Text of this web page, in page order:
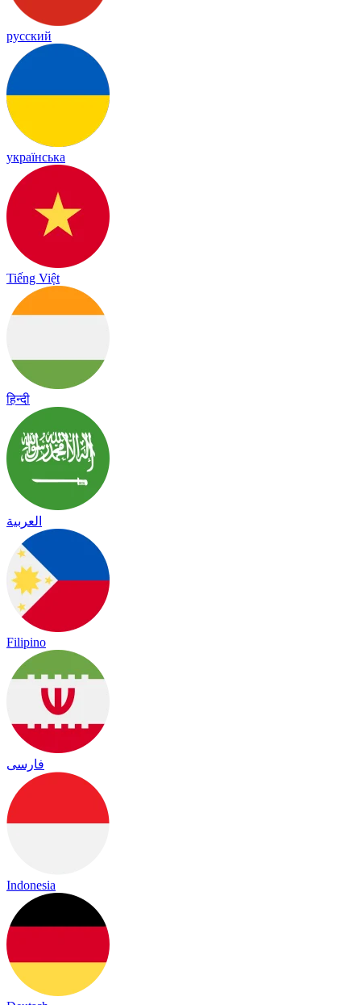
русский
українська
Tiếng Việt
हिन्दी
العربية
Filipino
فارسی
Indonesia